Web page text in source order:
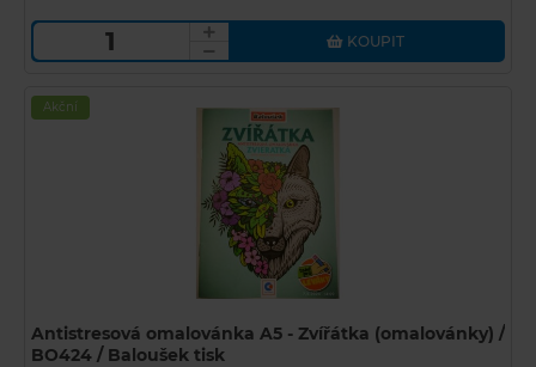
KOUPIT
Akční
Antistresová omalovánka A5 - Zvířátka (omalovánky) /
BO424 / Baloušek tisk